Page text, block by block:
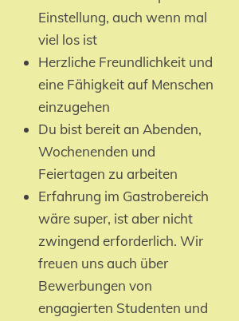
Einstellung, auch wenn mal
viel los ist
Herzliche Freundlichkeit und
eine Fähigkeit auf Menschen
einzugehen
Du bist bereit an Abenden,
Wochenenden und
Feiertagen zu arbeiten
Erfahrung im Gastrobereich
wäre super, ist aber nicht
zwingend erforderlich. Wir
freuen uns auch über
Bewerbungen von
engagierten Studenten und